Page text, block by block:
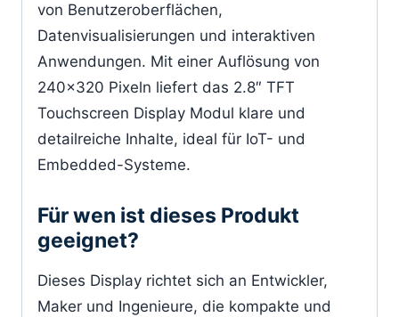
von Benutzeroberflächen,
Datenvisualisierungen und interaktiven
Anwendungen. Mit einer Auflösung von
240×320 Pixeln liefert das 2.8″ TFT
Touchscreen Display Modul klare und
detailreiche Inhalte, ideal für IoT- und
Embedded-Systeme.
Für wen ist dieses Produkt
geeignet?
Dieses Display richtet sich an Entwickler,
Maker und Ingenieure, die kompakte und